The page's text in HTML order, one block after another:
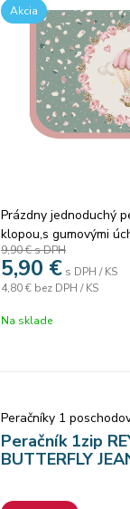
Akcia
Prázdny jednoduchý
klopou,s gumovými
perá, vreckom na
peniaze, gumu a
fóliou a rozvrhom
Hĺbka 4,0 cm
9,90 €s DPH
5,90 € s DPH / KS
4,80 € bez DPH / KS
Na sklade
Peračníky 1
Peračník 1zip
BUTTERFLY